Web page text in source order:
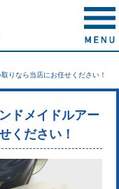
りなら当店にお任せください！
ドメイドルアー
ください！